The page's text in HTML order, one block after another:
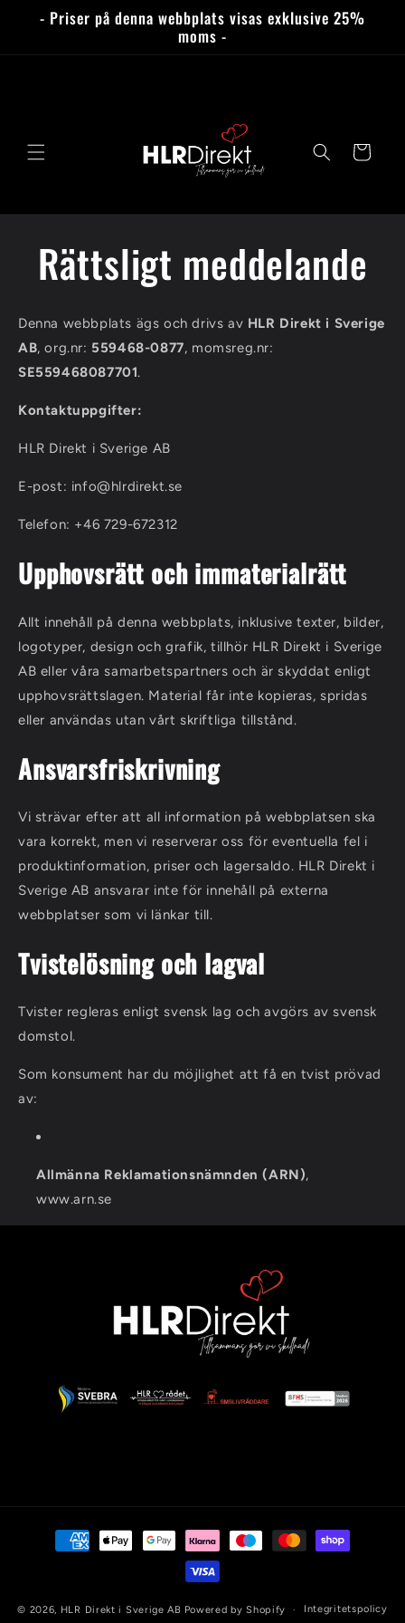
vidare
- Priser på denna webbplats visas exklusive 25%
moms -
Varukorg
Rättsligt meddelande
Denna webbplats ägs och drivs av HLR Direkt i Sverige
AB, org.nr: 559468-0877, momsreg.nr:
SE559468087701.
Kontaktuppgifter:
HLR Direkt i Sverige AB
E-post: info@hlrdirekt.se
Telefon: +46 729-672312
Upphovsrätt och immaterialrätt
Allt innehåll på denna webbplats, inklusive texter, bilder,
logotyper, design och grafik, tillhör HLR Direkt i Sverige
AB eller våra samarbetspartners och är skyddat enligt
upphovsrättslagen. Material får inte kopieras, spridas
eller användas utan vårt skriftliga tillstånd.
Ansvarsfriskrivning
Vi strävar efter att all information på webbplatsen ska
vara korrekt, men vi reserverar oss för eventuella fel i
produktinformation, priser och lagersaldo. HLR Direkt i
Sverige AB ansvarar inte för innehåll på externa
webbplatser som vi länkar till.
Tvistelösning och lagval
Tvister regleras enligt svensk lag och avgörs av svensk
domstol.
Som konsument har du möjlighet att få en tvist prövad
av:
Allmänna Reklamationsnämnden (ARN),
www.arn.se
Betalningsmetoder
© 2026, HLR Direkt i Sverige AB Powered by Shopify Integritetspolicy